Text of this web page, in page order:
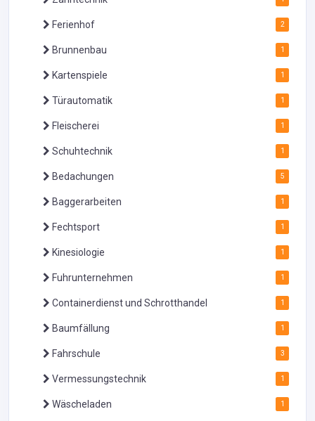
Ferienhof 2
Brunnenbau 1
Kartenspiele 1
Türautomatik 1
Fleischerei 1
Schuhtechnik 1
Bedachungen 5
Baggerarbeiten 1
Fechtsport 1
Kinesiologie 1
Fuhrunternehmen 1
Containerdienst und Schrotthandel 1
Baumfällung 1
Fahrschule 3
Vermessungstechnik 1
Wäscheladen 1